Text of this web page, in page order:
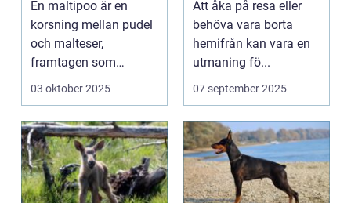
En maltipoo är en
korsning mellan pudel
och malteser,
framtagen som
sällskapshund. Den
03 oktober 2025
för din katt
Att åka på resa eller
behöva vara borta
hemifrån kan vara en
utmaning fö...
07 september 2025